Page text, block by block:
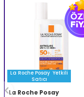
La Roche Posay Yetkili
Satıcı
La Roche Posay